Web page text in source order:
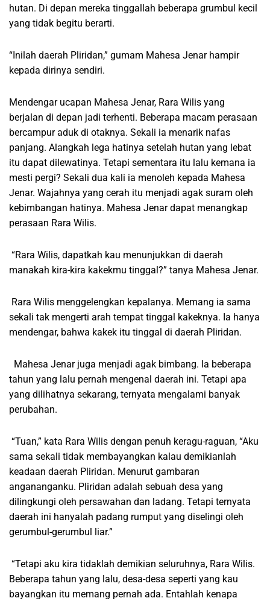
hutan. Di depan mereka tinggallah beberapa grumbul kecil
yang tidak begitu berarti.
“Inilah daerah Pliridan,” gumam Mahesa Jenar hampir
kepada dirinya sendiri.
Mendengar ucapan Mahesa Jenar, Rara Wilis yang
berjalan di depan jadi terhenti. Beberapa macam perasaan
bercampur aduk di otaknya. Sekali ia menarik nafas
panjang. Alangkah lega hatinya setelah hutan yang lebat
itu dapat dilewatinya. Tetapi sementara itu lalu kemana ia
mesti pergi? Sekali dua kali ia menoleh kepada Mahesa
Jenar. Wajahnya yang cerah itu menjadi agak suram oleh
kebimbangan hatinya. Mahesa Jenar dapat menangkap
perasaan Rara Wilis.
“Rara Wilis, dapatkah kau menunjukkan di daerah
manakah kira-kira kakekmu tinggal?” tanya Mahesa Jenar.
Rara Wilis menggelengkan kepalanya. Memang ia sama
sekali tak mengerti arah tempat tinggal kakeknya. Ia hanya
mendengar, bahwa kakek itu tinggal di daerah Pliridan.
Mahesa Jenar juga menjadi agak bimbang. Ia beberapa
tahun yang lalu pernah mengenal daerah ini. Tetapi apa
yang dilihatnya sekarang, ternyata mengalami banyak
perubahan.
“Tuan,” kata Rara Wilis dengan penuh keragu-raguan, “Aku
sama sekali tidak membayangkan kalau demikianlah
keadaan daerah Pliridan. Menurut gambaran
angananganku. Pliridan adalah sebuah desa yang
dilingkungi oleh persawahan dan ladang. Tetapi ternyata
daerah ini hanyalah padang rumput yang diselingi oleh
gerumbul-gerumbul liar.”
“Tetapi aku kira tidaklah demikian seluruhnya, Rara Wilis.
Beberapa tahun yang lalu, desa-desa seperti yang kau
bayangkan itu memang pernah ada. Entahlah kenapa